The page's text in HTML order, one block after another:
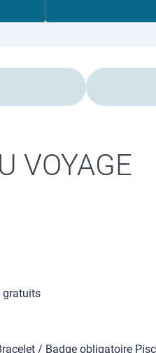
VOYAGE
gratuits
/ Badge obligatoire